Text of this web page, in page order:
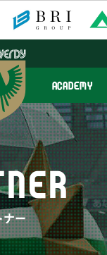
ACADEMY
ー